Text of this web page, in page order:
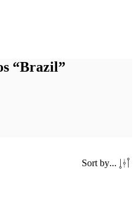
“Brazil”
Sort by...